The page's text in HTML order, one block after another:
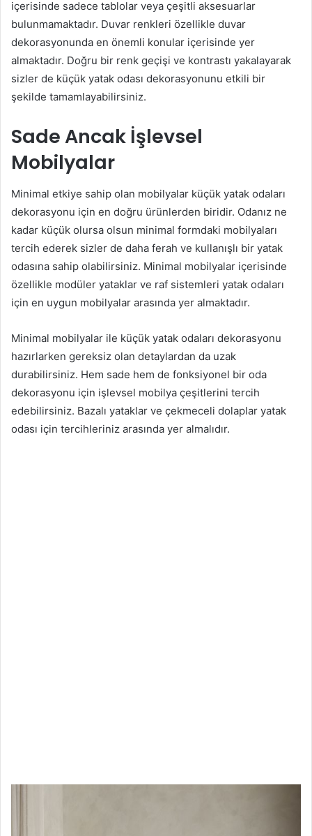
içerisinde sadece tablolar veya çeşitli aksesuarlar
bulunmamaktadır. Duvar renkleri özellikle duvar
dekorasyonunda en önemli konular içerisinde yer
almaktadır. Doğru bir renk geçişi ve kontrastı yakalayarak
sizler de küçük yatak odası dekorasyonunu etkili bir
şekilde tamamlayabilirsiniz.
Sade Ancak İşlevsel
Mobilyalar
Minimal etkiye sahip olan mobilyalar küçük yatak odaları
dekorasyonu için en doğru ürünlerden biridir. Odanız ne
kadar küçük olursa olsun minimal formdaki mobilyaları
tercih ederek sizler de daha ferah ve kullanışlı bir yatak
odasına sahip olabilirsiniz. Minimal mobilyalar içerisinde
özellikle modüler yataklar ve raf sistemleri yatak odaları
için en uygun mobilyalar arasında yer almaktadır.
Minimal mobilyalar ile küçük yatak odaları dekorasyonu
hazırlarken gereksiz olan detaylardan da uzak
durabilirsiniz. Hem sade hem de fonksiyonel bir oda
dekorasyonu için işlevsel mobilya çeşitlerini tercih
edebilirsiniz. Bazalı yataklar ve çekmeceli dolaplar yatak
odası için tercihleriniz arasında yer almalıdır.